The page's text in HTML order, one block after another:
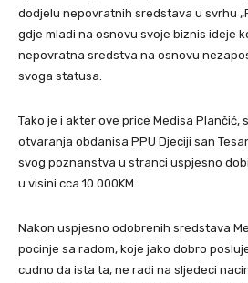
dodjelu nepovratnih sredstava u svrhu
gdje mladi na osnovu svoje biznis ideje
nepovratna sredstva na osnovu
svoga statusa.
Tako je i akter ove price Medisa Plančić,
otvaranja obdanisa PPU Djeciji san
svog poznanstva u stranci uspjesno
u visini cca 10 000KM.
Nakon uspjesno odobrenih sredstava
pocinje sa radom, koje jako dobro
cudno da ista ta, ne radi na sljedeci